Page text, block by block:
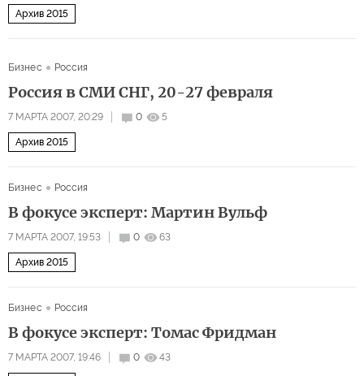
Архив 2015
Бизнес Россия
Россия в СМИ СНГ, 20-27 февраля
7 МАРТА 2007, 20:29 0 5
Архив 2015
Бизнес Россия
В фокусе эксперт: Мартин Вульф
7 МАРТА 2007, 19:53 0 63
Архив 2015
Бизнес Россия
В фокусе эксперт: Томас Фридман
7 МАРТА 2007, 19:46 0 43